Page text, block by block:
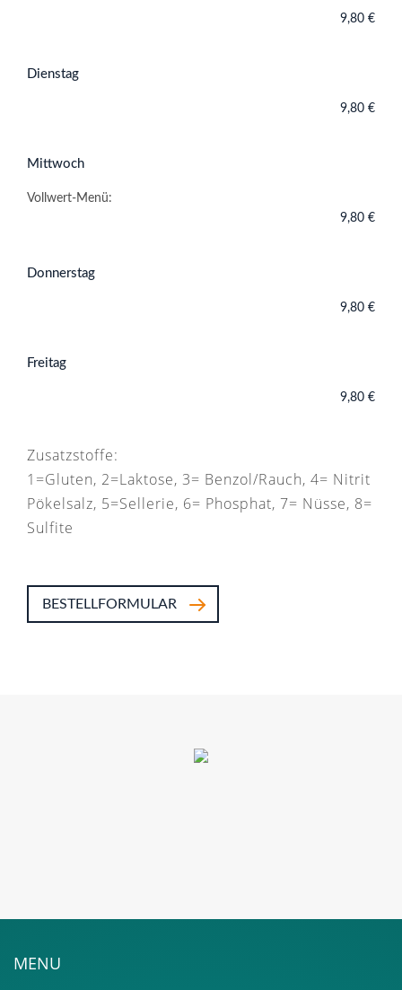
9,80 €
Dienstag
9,80 €
Mittwoch
Vollwert-Menü:
9,80 €
Donnerstag
9,80 €
Freitag
9,80 €
Zusatzstoffe:
1=Gluten, 2=Laktose, 3= Benzol/Rauch, 4= Nitrit
Pökelsalz, 5=Sellerie, 6= Phosphat, 7= Nüsse, 8=
Sulfite
BESTELLFORMULAR
MENU